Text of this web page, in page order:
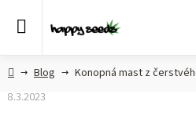
Semena
HlavníBlog
Konopná mast z
8.3.2023